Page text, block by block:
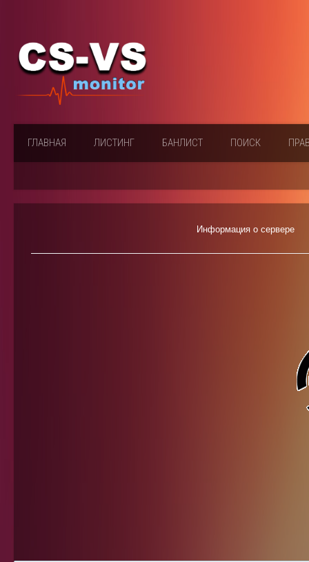
ГЛАВНАЯ ЛИСТИНГ БАНЛИСТ ПОИСК
Информация о сервере